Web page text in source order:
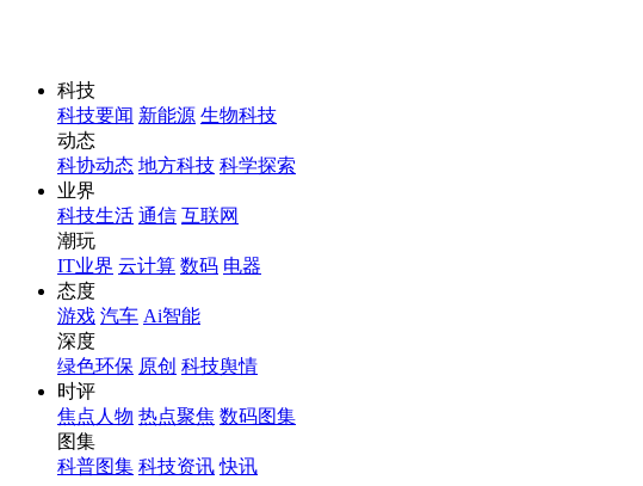
科技
科技要闻 新能源 生物科技
动态
科协动态 地方科技 科学探索
业界
科技生活 通信 互联网
潮玩
IT业界 云计算 数码 电器
态度
游戏 汽车 Ai智能
深度
绿色环保 原创 科技舆情
时评
焦点人物 热点聚焦 数码图集
图集
科普图集 科技资讯 快讯